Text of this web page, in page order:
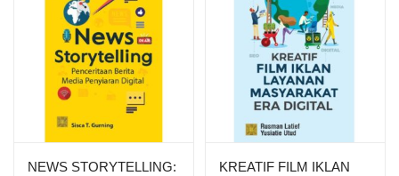
NEWS STORYTELLING:
KREATIF FILM IKLAN